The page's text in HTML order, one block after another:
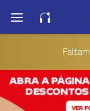
Faltam